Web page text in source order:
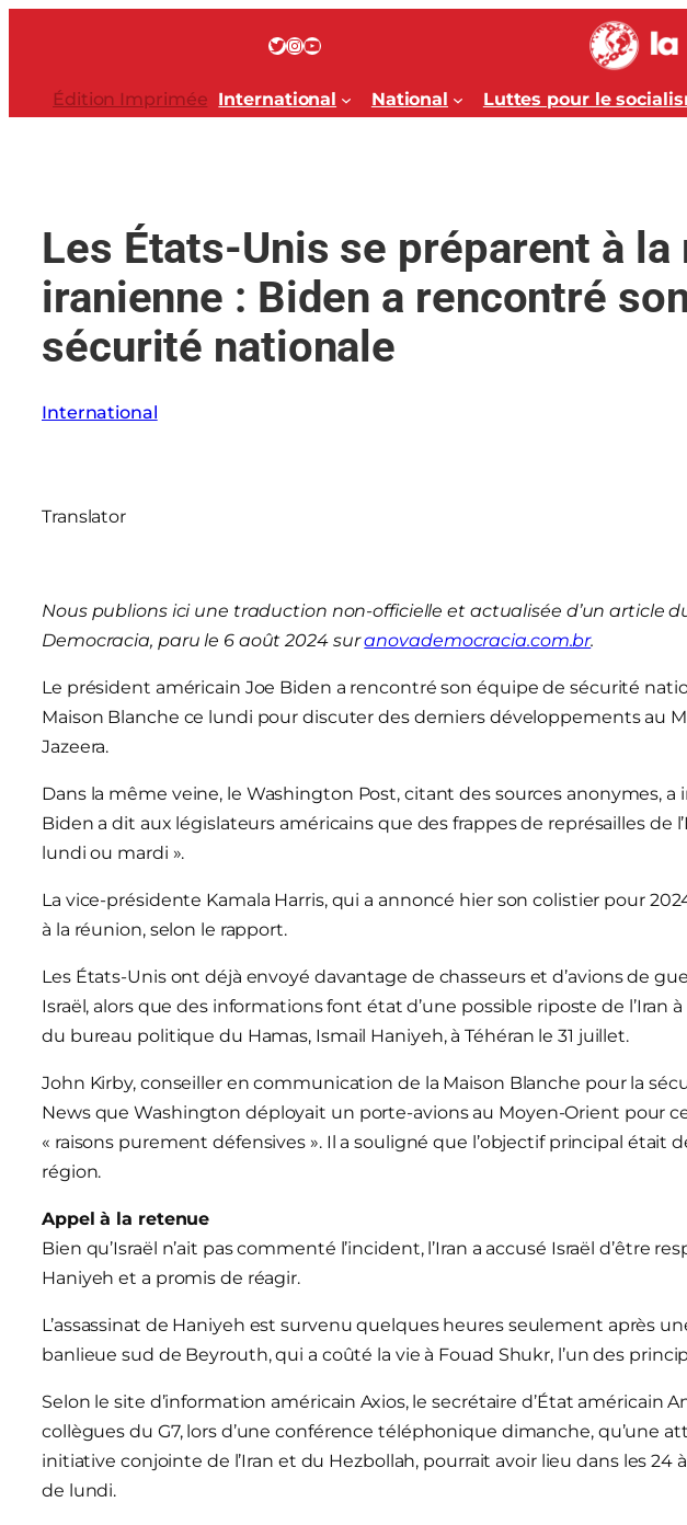
Twitter InstagramYouTube
Édition Imprimée International National Luttes pour le
Les États-Unis se préparent à
iranienne : Biden a rencontré
sécurité nationale
International
Translator
Nous publions ici une traduction non-officielle et actualisée d’un article
Democracia, paru le 6 août 2024 suranovademocracia.com.br.
Le président américain Joe Biden a rencontré son équipe de sécurité
Maison Blanche ce lundi pour discuter des derniers développements au
Jazeera.
Dans la même veine, le Washington Post, citant des sources anonymes, a
Biden a dit aux législateurs américains que des frappes de représailles de
lundi ou mardi ».
La vice-présidente Kamala Harris, qui a annoncé hier son colistier pour
à la réunion, selon le rapport.
Les États-Unis ont déjà envoyé davantage de chasseurs et d’avions de
Israël, alors que des informations font état d’une possible riposte de l’Iran
du bureau politique du Hamas, Ismail Haniyeh, à Téhéran le 31 juillet.
John Kirby, conseiller en communication de la Maison Blanche pour la
News que Washington déployait un porte-avions au Moyen-Orient pour
« raisons purement défensives ». Il a souligné que l’objectif principal était
région.
Appel à la retenue
Bien qu’Israël n’ait pas commenté l’incident, l’Iran a accusé Israël d’être
Haniyeh et a promis de réagir.
L’assassinat de Haniyeh est survenu quelques heures seulement après
banlieue sud de Beyrouth, qui a coûté la vie à Fouad Shukr, l’un des
Selon le site d’information américain Axios, le secrétaire d’État américain
collègues du G7, lors d’une conférence téléphonique dimanche, qu’une
initiative conjointe de l’Iran et du Hezbollah, pourrait avoir lieu dans les 24
de lundi.